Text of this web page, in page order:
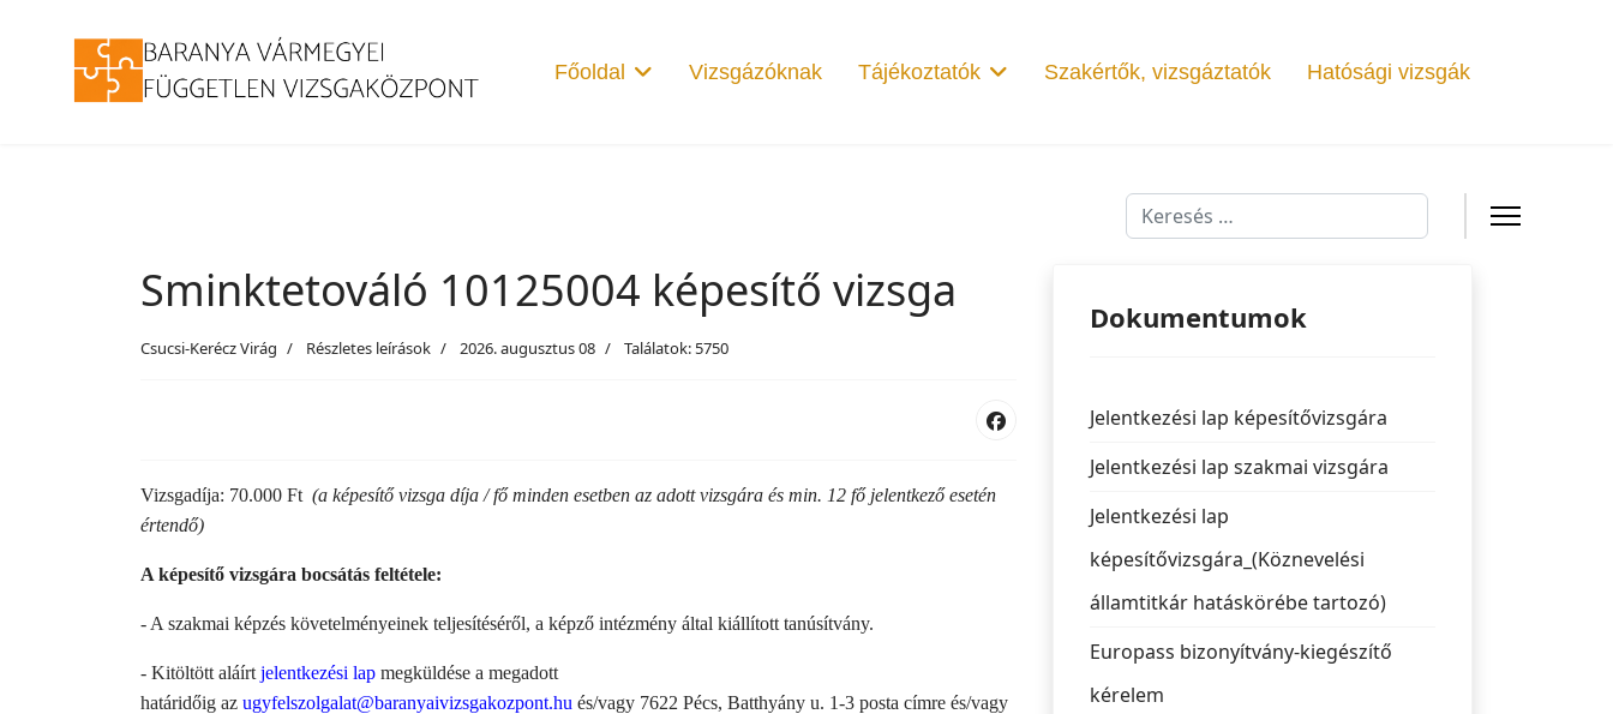
Főoldal Vizsgázóknak Tájékoztatók Szakértők, vizsgáztatók Hatósági vizsgák
Keresés...
Sminktetováló 10125004 képesítő vizsga
Csucsi-Kerécz Virág Részletes leírások 2026. augusztus 08 Találatok: 5750
Vizsgadíja: 70.000 Ft (a képesítő vizsga díja / fő minden esetben az adott vizsgára és min. 12 fő jelentkező esetén
értendő)
A képesítő vizsgára bocsátás feltétele:
- A szakmai képzés követelményeinek teljesítéséről, a képző intézmény által kiállított tanúsítvány.
- Kitöltött aláírt jelentkezési lap megküldése a megadott
határidőig az ugyfelszolgalat@baranyaivizsgakozpont.hu és/vagy 7622 Pécs, Batthyány u. 1-3 posta címre és/vagy
Dokumentumok
Jelentkezési lap képesítővizsgára
Jelentkezési lap szakmai vizsgára
Jelentkezési lap
képesítővizsgára_(Köznevelési
államtitkár hatáskörébe tartozó)
Europass bizonyítvány-kiegészítő
kérelem